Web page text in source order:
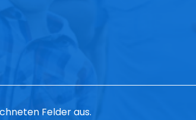
Felder aus.